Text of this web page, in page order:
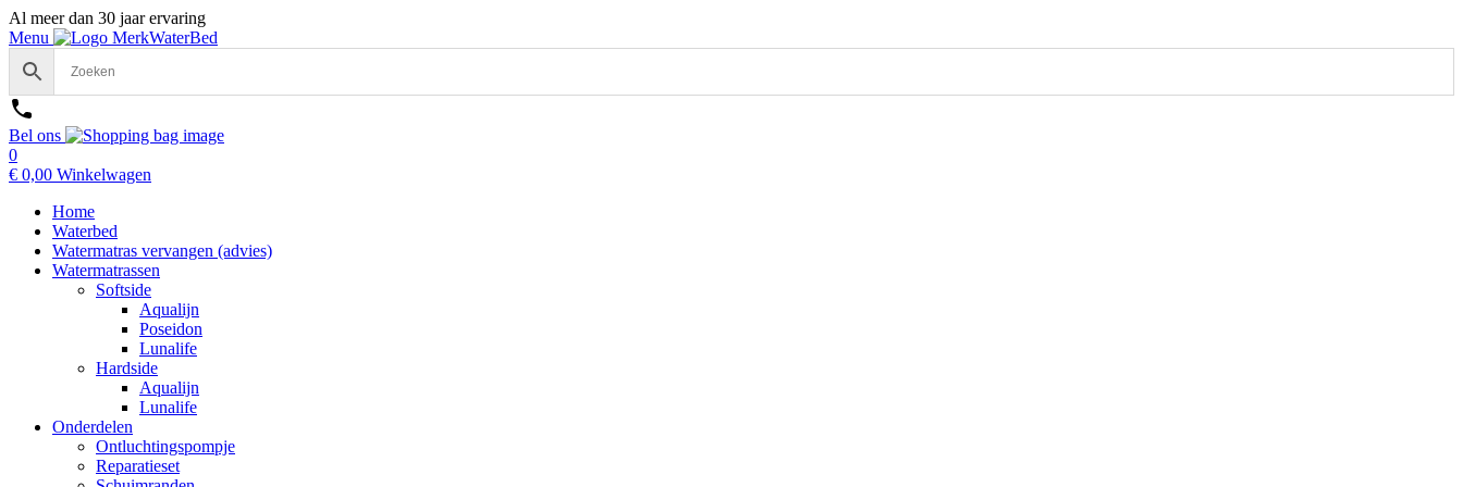
Al meer dan 30 jaar ervaring
Menu
Bel ons
0
€ 0,00 Winkelwagen
Home
Waterbed
Watermatras vervangen (advies)
Watermatrassen
Softside
Aqualijn
Poseidon
Lunalife
Hardside
Aqualijn
Lunalife
Onderdelen
Ontluchtingspompje
Reparatieset